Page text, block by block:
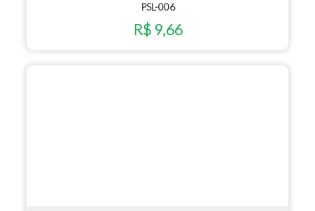
PSL-006
R$ 9,66